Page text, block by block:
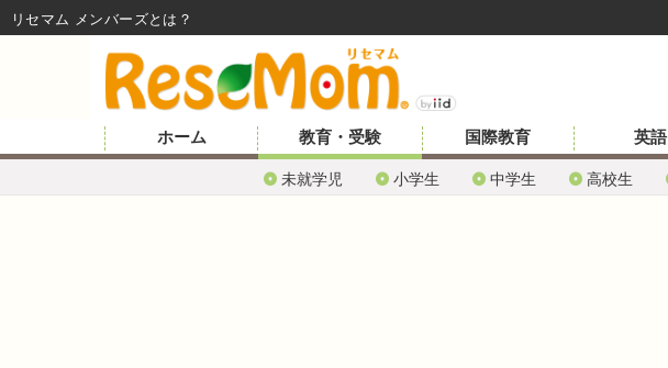
ホーム 教育・受験
未就学児 小学生 中学生 高校生
国際教育 英語
リセマム メンバーズ